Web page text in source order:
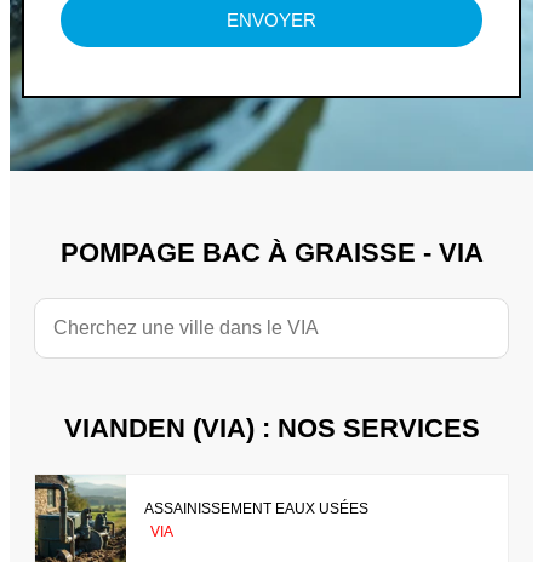
ENVOYER
POMPAGE BAC À GRAISSE - VIA
VIANDEN (VIA) : NOS SERVICES
ASSAINISSEMENT EAUX USÉES
VIA